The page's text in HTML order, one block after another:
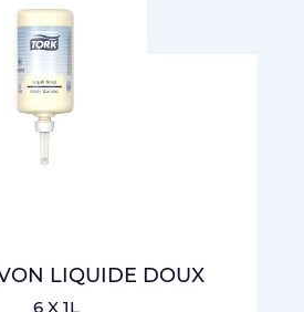
LIQUIDE DOUX
6 X 1L